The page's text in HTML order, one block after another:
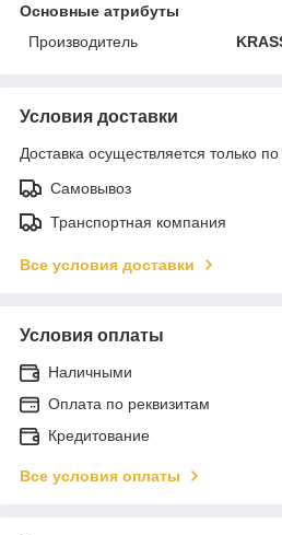
Основные атрибуты
Производитель
Условия доставки
Доставка осуществляется только
Самовывоз
Транспортная компания
Все условия доставки
Условия оплаты
Наличными
Оплата по реквизитам
Кредитование
Все условия оплаты